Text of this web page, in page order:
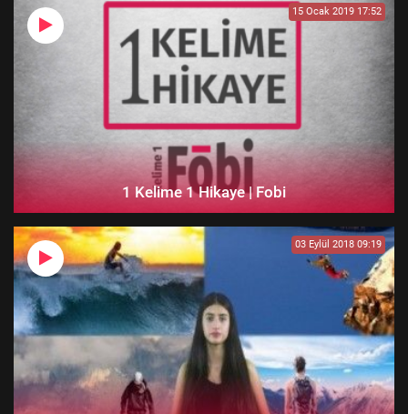
15 Ocak 2019 17:52
1 Kelime 1 Hikaye | Fobi
03 Eylül 2018 09:19